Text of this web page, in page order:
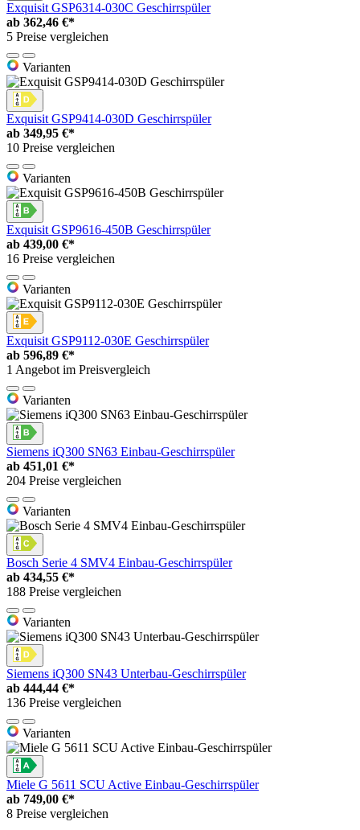
Exquisit GSP6314-030C Geschirrspüler
ab 362,46 €*
5 Preise vergleichen
Varianten
Exquisit GSP9414-030D Geschirrspüler
ab 349,95 €*
10 Preise vergleichen
Varianten
Exquisit GSP9616-450B Geschirrspüler
ab 439,00 €*
16 Preise vergleichen
Varianten
Exquisit GSP9112-030E Geschirrspüler
ab 596,89 €*
1 Angebot im Preisvergleich
Varianten
Siemens iQ300 SN63 Einbau-Geschirrspüler
ab 451,01 €*
204 Preise vergleichen
Varianten
Bosch Serie 4 SMV4 Einbau-Geschirrspüler
ab 434,55 €*
188 Preise vergleichen
Varianten
Siemens iQ300 SN43 Unterbau-Geschirrspüler
ab 444,44 €*
136 Preise vergleichen
Varianten
Miele G 5611 SCU Active Einbau-Geschirrspüler
ab 749,00 €*
8 Preise vergleichen